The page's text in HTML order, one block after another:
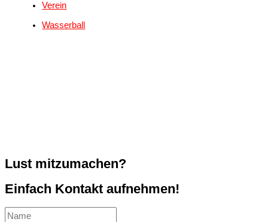
Verein
Wasserball
Lust mitzumachen?
Einfach Kontakt aufnehmen!